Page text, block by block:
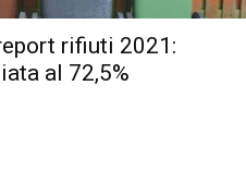
rifiuti 2021:
al 72,5%